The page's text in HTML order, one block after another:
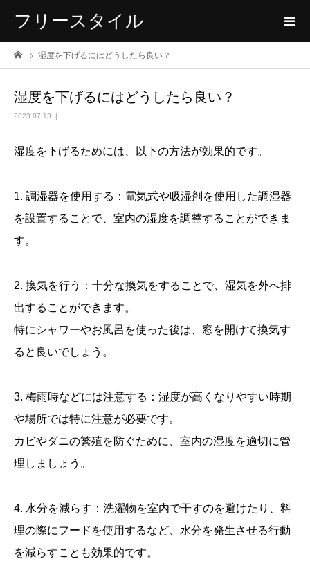
フリースタイル
湿度を下げるにはどうしたら良い？
湿度を下げるにはどうしたら良い？
2023.07.13
湿度を下げるためには、以下の方法が効果的です。
1. 調湿器を使用する：電気式や吸湿剤を使用した調湿器
を設置することで、室内の湿度を調整することができま
す。
2. 換気を行う：十分な換気をすることで、湿気を外へ排
出することができます。
特にシャワーやお風呂を使った後は、窓を開けて換気す
ると良いでしょう。
3. 梅雨時などには注意する：湿度が高くなりやすい時期
や場所では特に注意が必要です。
カビやダニの繁殖を防ぐために、室内の湿度を適切に管
理しましょう。
4. 水分を減らす：洗濯物を室内で干すのを避けたり、料
理の際にフードを使用するなど、水分を発生させる行動
を減らすことも効果的です。